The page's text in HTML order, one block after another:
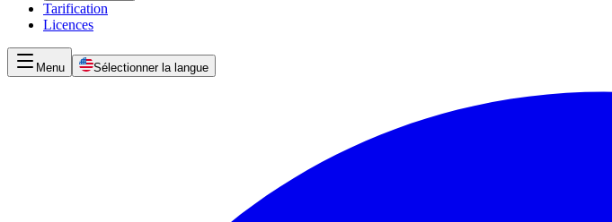
Tarification
Licences
Menu Sélectionner la langue